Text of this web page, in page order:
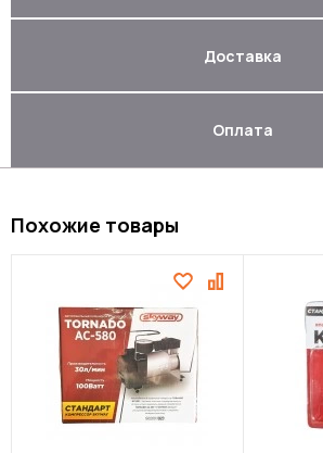
Доставка
Оплата
Похожие товары